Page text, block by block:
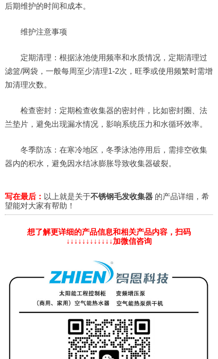
后期维护的时间和成本。
维护注意事项
定期清理：根据泳池使用频率和水质情况，定期清理过
滤篮/网袋，一般每周至少清理1-2次，旺季或使用频繁时需增
加清理次数。
检查密封：定期检查收集器的密封件，比如密封圈、法
兰垫片，避免出现漏水情况，影响系统压力和水循环效率。
冬季防冻：在寒冷地区，冬季泳池停用后，需排空收集
器内的积水，避免因水结冰膨胀导致收集器破裂。
写在最后： 以上就是关于不锈钢毛发收集器 的产品详细，希
望能对大家有帮助！
想了解更详细的产品信息和相关产品内容，扫码
↓↓↓↓↓↓↓↓↓↓↓↓加微信咨询